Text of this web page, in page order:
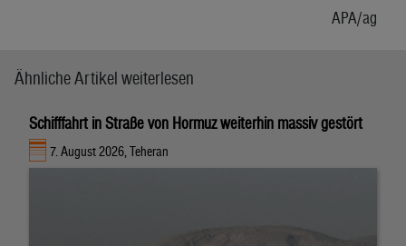
APA/ag
Ähnliche Artikel weiterlesen
Schifffahrt in Straße von Hormuz weiterhin massiv gestört
7. August 2026, Teheran